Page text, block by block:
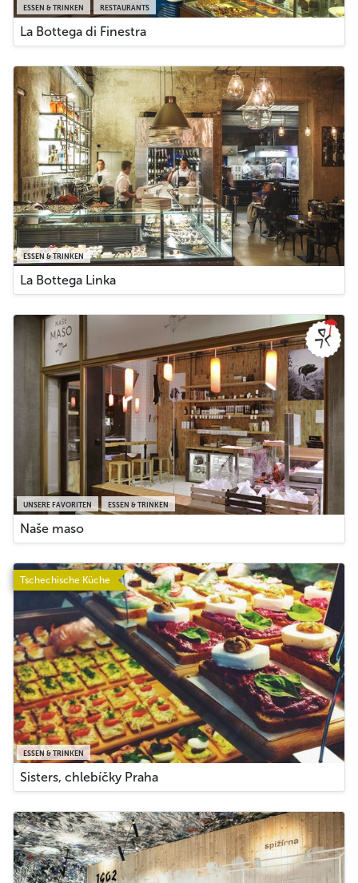
ESSEN & TRINKEN RESTAURANTS
La Bottega di Finestra
ESSEN & TRINKEN
La Bottega Linka
UNSERE FAVORITEN ESSEN & TRINKEN
Naše maso
Tschechische Küche
ESSEN & TRINKEN
Sisters, chlebíčky Praha